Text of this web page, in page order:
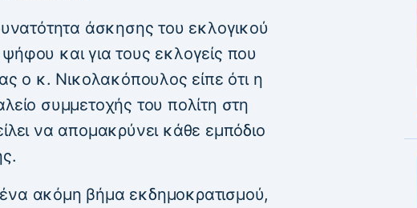
άσκησης του εκλογικού
και για τους εκλογείς που
ο κ. Νικολακόπουλος είπε ότι η
συμμετοχής του πολίτη στη
να απομακρύνει κάθε εμπόδιο
ακόμη βήμα εκδημοκρατισμού,